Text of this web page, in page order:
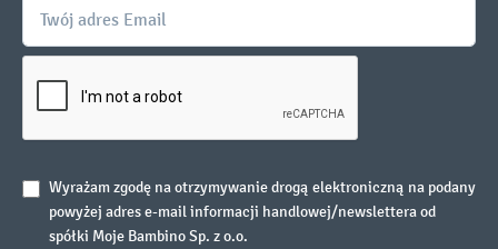
Wyrażam zgodę na otrzymywanie drogą elektroniczną na podany
powyżej adres e-mail informacji handlowej/newslettera od
spółki Moje Bambino Sp. z o.o.